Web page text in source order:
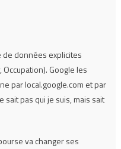
de données explicites
Google les
par local.google.com et par
sait pas qui je suis, mais sait
va changer ses